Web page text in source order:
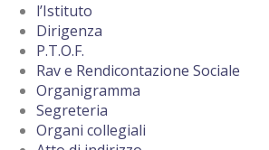
l’Istituto
Dirigenza
P.T.O.F.
Rav e Rendicontazione Sociale
Organigramma
Segreteria
Organi collegiali